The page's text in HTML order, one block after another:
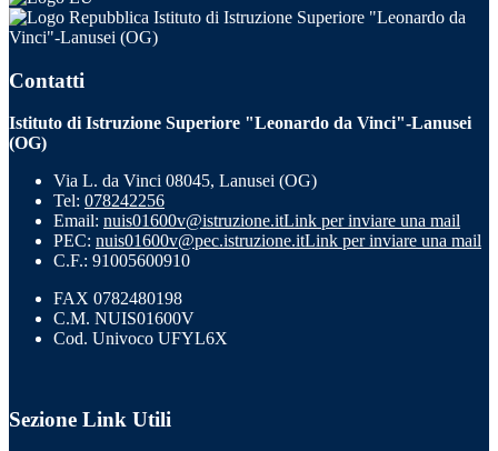
Istituto di Istruzione Superiore "Leonardo da
Vinci"-Lanusei (OG)
Contatti
Istituto di Istruzione Superiore "Leonardo da Vinci"-Lanusei
(OG)
Via L. da Vinci 08045, Lanusei (OG)
Tel: 078242256
Email: nuis01600v@istruzione.itLink per inviare una mail
PEC: nuis01600v@pec.istruzione.itLink per inviare una mail
C.F.: 91005600910
FAX 0782480198
C.M. NUIS01600V
Cod. Univoco UFYL6X
Sezione Link Utili